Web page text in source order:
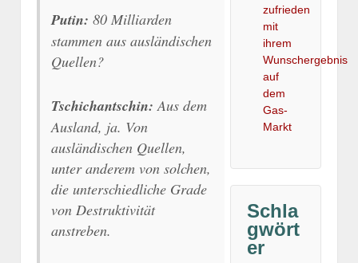
Putin: 80 Milliarden
stammen aus ausländischen
Quellen?
Tschichantschin: Aus dem
Ausland, ja. Von
ausländischen Quellen,
unter anderem von solchen,
die unterschiedliche Grade
von Destruktivität
anstreben.
zufrieden
mit
ihrem
Wunschergebnis
auf
dem
Gas-
Markt
Schla
gwört
er